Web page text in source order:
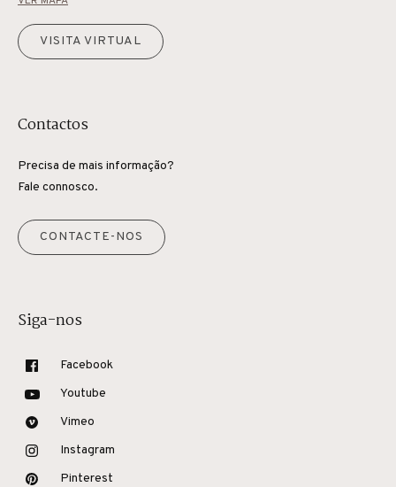
VISITA VIRTUAL
Contactos
Precisa de mais informação?
Fale connosco.
CONTACTE-NOS
Siga-nos
Facebook
Youtube
Vimeo
Instagram
Pinterest